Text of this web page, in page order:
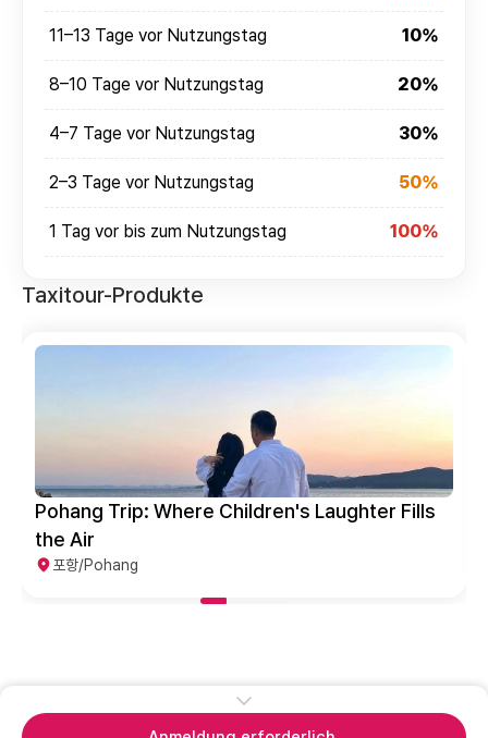
11–13 Tage vor Nutzungstag 10%
8–10 Tage vor Nutzungstag 20%
4–7 Tage vor Nutzungstag 30%
2–3 Tage vor Nutzungstag 50%
1 Tag vor bis zum Nutzungstag 100%
Taxitour-Produkte
Pohang Trip: Where Children's Laughter Fills
the Air
포항/Pohang